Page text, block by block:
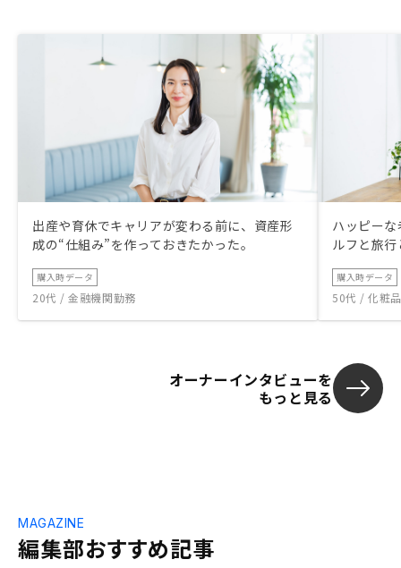
出産や育休でキャリアが変わる前に、資産形
成の“仕組み”を作っておきたかった。
購入時データ
20代 / 金融機関勤務
ハッピー
ルフと旅
購入時データ
50代 / 化粧
オーナーインタビューを
もっと見る
編集部おすすめ記事
MAGAZINE